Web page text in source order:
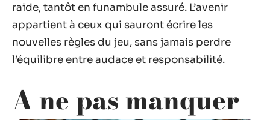
raide, tantôt en funambule assuré. L’avenir
appartient à ceux qui sauront écrire les
nouvelles règles du jeu, sans jamais perdre
l’équilibre entre audace et responsabilité.
A ne pas manquer